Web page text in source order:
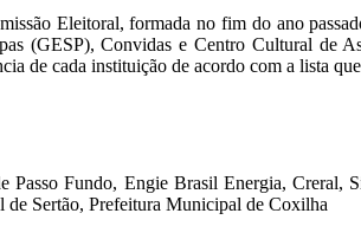
Eleitoral, formada no fim do ano
(GESP), Convidas e Centro Cultural de
de cada instituição de acordo com a lista
Fundo, Engie Brasil Energia, Creral,
de Sertão, Prefeitura Municipal de Coxilha